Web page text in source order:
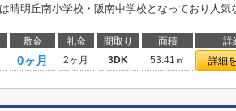
晴明丘南小学校・阪南中学校となっており人気
敷金 礼金 間取り 面積 詳
0ヶ月 2ヶ月 3DK 53.41㎡ 詳細